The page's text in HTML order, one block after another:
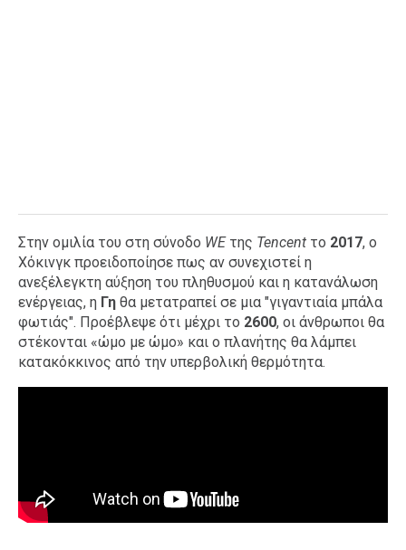
Στην ομιλία του στη σύνοδο WEτης Tencent το 2017, ο
Χόκινγκ προειδοποίησε πως αν συνεχιστεί η
ανεξέλεγκτη αύξηση του πληθυσμού και η κατανάλωση
ενέργειας, η Γη θα μετατραπεί σε μια "γιγαντιαία μπάλα
φωτιάς". Προέβλεψε ότι μέχρι το 2600, οι άνθρωποι θα
στέκονται «ώμο με ώμο» και ο πλανήτης θα λάμπει
κατακόκκινος από την υπερβολική θερμότητα.